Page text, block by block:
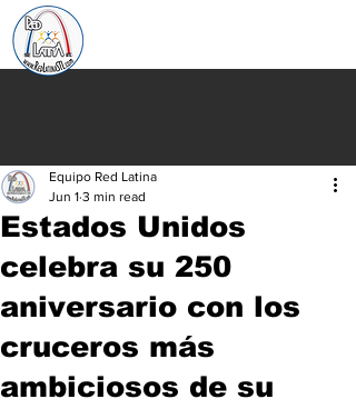
Estados Unidos
celebra su 250
aniversario con los
cruceros más
ambiciosos de su
Equipo Red Latina
Jun 1 3 min read